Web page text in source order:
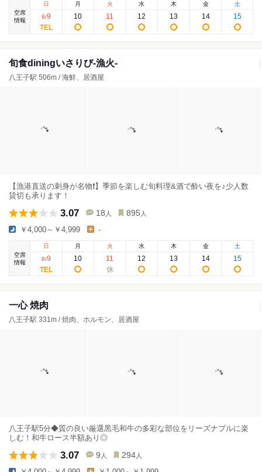
空席
情報
日
8/9
月
10
火
11
水
12
木
13
金
14
土
15
旬食diningいさりび-漁火-
八王子駅 506m / 海鮮、居酒屋
【漁港直送の刺身が名物❗️】季節を楽しむ旬料理&酒で酔い夜を♪少人数
貸切も承ります！
3.07 18 人 895 人
￥4,000～￥4,999 -
空席
情報
日
8/9
月
10
火
11
水
12
木
13
金
14
土
15
一心 焼肉
八王子駅 331m / 焼肉、ホルモン、居酒屋
八王子駅5分◆質の良い厳選黒毛和牛の多彩な部位をリーズナブルに楽
しむ！和牛ロース半額あり◎
3.07 9 人 294 人